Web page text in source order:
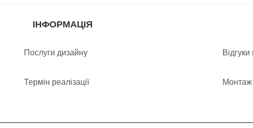
ІНФОРМАЦІЯ
Послуги дизайну Відгуки
Термін реалізації